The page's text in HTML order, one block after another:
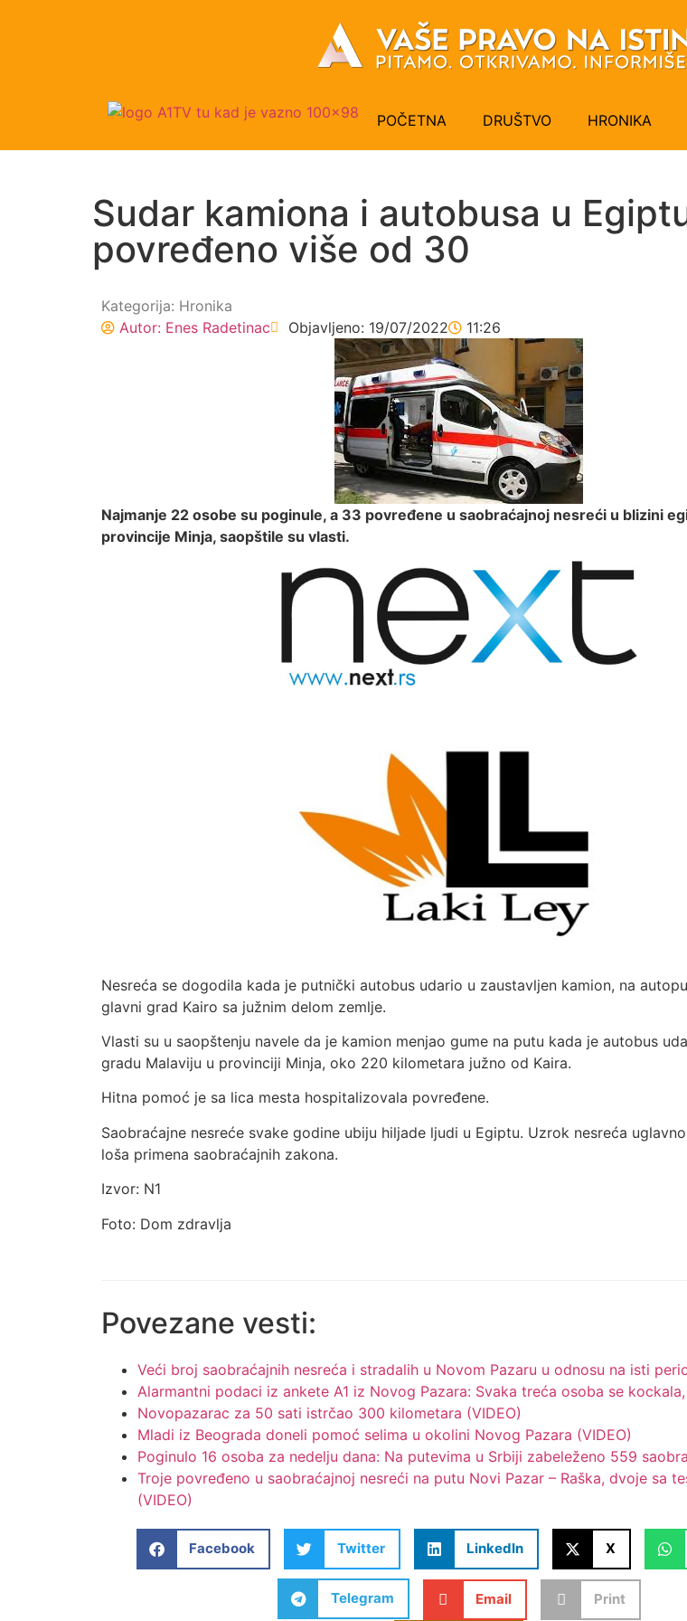
POČETNA DRUŠTVO HRONIKA
Sudar kamiona i autobusa u
povređeno više od 30
Kategorija: Hronika
Autor: Enes Radetinac Objavljeno: 19/07/2022 11:26
Najmanje 22 osobe su poginule, a 33 povređene u saobraćajnoj nesreći u blizini
provincije Minja, saopštile su vlasti.
Nesreća se dogodila kada je putnički autobus udario u zaustavljen kamion, na
glavni grad Kairo sa južnim delom zemlje.
Vlasti su u saopštenju navele da je kamion menjao gume na putu kada je autobus
gradu Malaviju u provinciji Minja, oko 220 kilometara južno od Kaira.
Hitna pomoć je sa lica mesta hospitalizovala povređene.
Saobraćajne nesreće svake godine ubiju hiljade ljudi u Egiptu. Uzrok nesreća
loša primena saobraćajnih zakona.
Izvor: N1
Foto: Dom zdravlja
Povezane vesti:
Veći broj saobraćajnih nesreća i stradalih u Novom Pazaru u odnosu na isti
Alarmantni podaci iz ankete A1 iz Novog Pazara: Svaka treća osoba se
Novopazarac za 50 sati istrčao 300 kilometara (VIDEO)
Mladi iz Beograda doneli pomoć selima u okolini Novog Pazara (VIDEO)
Poginulo 16 osoba za nedelju dana: Na putevima u Srbiji zabeleženo 559
Troje povređeno u saobraćajnoj nesreći na putu Novi Pazar – Raška, dvoje sa
(VIDEO)
Facebook Twitter LinkedIn X
Telegram Email Print